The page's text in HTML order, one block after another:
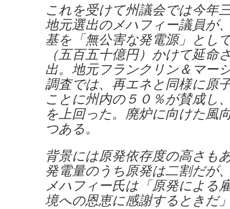
これを受けて州議会では今年
地元選出のメハフィー議員が
基を「無公害な発電源」とし
（五百五十億円）かけて延命
出。地元フランクリン＆マー
調査では、再エネと同様に原
ことに州内の５０％が賛成し
を上回った。廃炉に向けた風
つある。
背景には原発依存度の高さも
発電量のうち原発は二割だが
メハフィー氏は「原発による
境への恩恵に感謝するときだ